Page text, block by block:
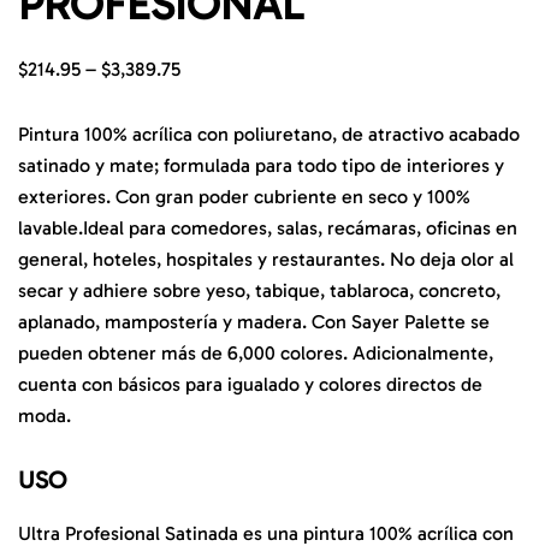
$214.95 – $3,389.75
Pintura 100% acrílica con poliuretano, de atractivo acabado
satinado y mate; formulada para todo tipo de interiores y
exteriores. Con gran poder cubriente en seco y 100%
lavable.Ideal para comedores, salas, recámaras, oficinas en
general, hoteles, hospitales y restaurantes. No deja olor al
secar y adhiere sobre yeso, tabique, tablaroca, concreto,
aplanado, mampostería y madera. Con Sayer Palette se
pueden obtener más de 6,000 colores. Adicionalmente,
cuenta con básicos para igualado y colores directos de
moda.
USO
Ultra Profesional Satinada es una pintura 100% acrílica con